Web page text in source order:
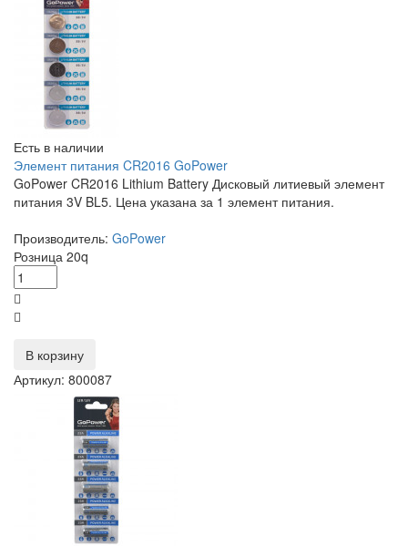
Есть в наличии
Элемент питания CR2016 GoPower
GoPower CR2016 Lithium Battery Дисковый литиевый элемент
питания 3V BL5. Цена указана за 1 элемент питания.
Производитель: GoPower
Розница 20q
В корзину
Артикул: 800087